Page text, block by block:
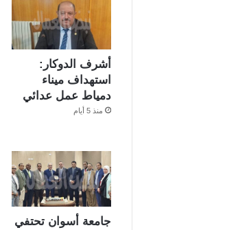
أشرف الدوكار:
استهداف ميناء
دمياط عمل عدائي
منذ 5 أيام
جامعة أسوان تحتفي